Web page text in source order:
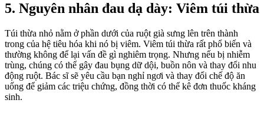
5. Nguyên nhân đau dạ dày: Viêm túi thừa
Túi thừa nhỏ nằm ở phần dưới của ruột già sưng lên trên thành
trong của hệ tiêu hóa khi nó bị viêm. Viêm túi thừa rất phổ biến và
thường không để lại vấn đề gì nghiêm trọng. Nhưng nếu bị nhiễm
trùng, chúng có thể gây đau bụng dữ dội, buồn nôn và thay đổi nhu
động ruột. Bác sĩ sẽ yêu cầu bạn nghỉ ngơi và thay đổi chế độ ăn
uống để giảm các triệu chứng, đồng thời có thể kê đơn thuốc kháng
sinh.